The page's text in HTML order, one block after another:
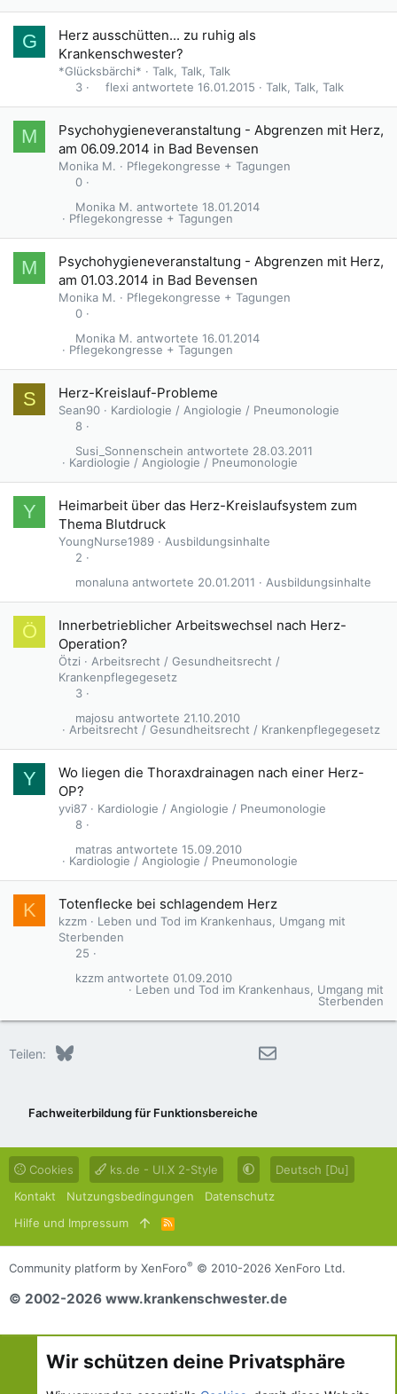
G
Herz ausschütten... zu ruhig als
Krankenschwester?
*Glücksbärchi*
Talk, Talk, Talk
3
Talk, Talk, Talk
16.01.2015
flexi
M
Psychohygieneveranstaltung - Abgrenzen mit Herz,
am 06.09.2014 in Bad Bevensen
Monika M.
Pflegekongresse + Tagungen
0
Pflegekongresse + Tagungen
18.01.2014
Monika M.
M
Psychohygieneveranstaltung - Abgrenzen mit Herz,
am 01.03.2014 in Bad Bevensen
Monika M.
Pflegekongresse + Tagungen
0
Pflegekongresse + Tagungen
16.01.2014
Monika M.
S Herz-Kreislauf-Probleme
Sean90
Kardiologie / Angiologie / Pneumonologie
8
Kardiologie / Angiologie / Pneumonologie
28.03.2011
Susi_Sonnenschein
Y
Heimarbeit über das Herz-Kreislaufsystem zum
Thema Blutdruck
YoungNurse1989
Ausbildungsinhalte
2
Ausbildungsinhalte
20.01.2011
monaluna
Ö
Innerbetrieblicher Arbeitswechsel nach Herz-
Operation?
Ötzi
Arbeitsrecht / Gesundheitsrecht /
Krankenpflegegesetz
3
Arbeitsrecht / Gesundheitsrecht / Krankenpflegegesetz
21.10.2010
majosu
Y
Wo liegen die Thoraxdrainagen nach einer Herz-
OP?
yvi87
Kardiologie / Angiologie / Pneumonologie
8
Kardiologie / Angiologie / Pneumonologie
15.09.2010
matras
K Totenflecke bei schlagendem Herz
kzzm
Leben und Tod im Krankenhaus, Umgang mit
Sterbenden
25
Leben und Tod im Krankenhaus, Umgang mit
Sterbenden
01.09.2010
kzzm
Teilen: Bluesky WhatsApp
E-Mail
Fachweiterbildung für Funktionsbereiche
Cookies ks.de - UI.X 2-Style
Deutsch [Du]
Kontakt
Nutzungsbedingungen
Datenschutz
Hilfe und Impressum
R
S
S
Community platform by XenForo® © 2010-2026 XenForo Ltd.
© 2002-2026 www.krankenschwester.de
Wir schützen deine Privatsphäre